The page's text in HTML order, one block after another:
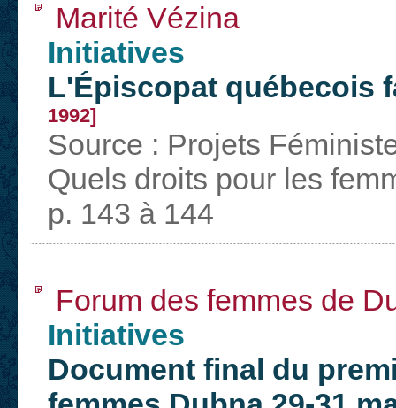
Marité Vézina
Initiatives
L'Épiscopat québecois
1992]
Source : Projets
Quels droits pour les
p. 143 à 144
Forum des femmes de
Initiatives
Document final du